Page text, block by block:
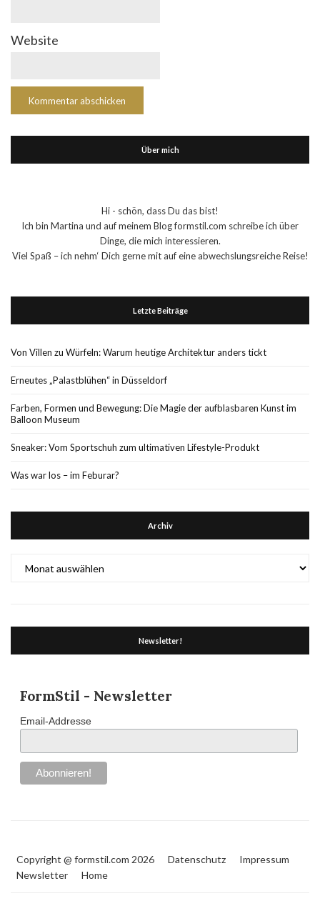
Website
Über mich
Hi - schön, dass Du das bist!
Ich bin Martina und auf meinem Blog formstil.com schreibe ich über
Dinge, die mich interessieren.
Viel Spaß – ich nehm‘ Dich gerne mit auf eine abwechslungsreiche Reise!
Letzte Beiträge
Von Villen zu Würfeln: Warum heutige Architektur anders tickt
Erneutes „Palastblühen“ in Düsseldorf
Farben, Formen und Bewegung: Die Magie der aufblasbaren Kunst im
Balloon Museum
Sneaker: Vom Sportschuh zum ultimativen Lifestyle-Produkt
Was war los – im Feburar?
Archiv
Newsletter!
FormStil - Newsletter
Email-Addresse
Copyright @ formstil.com 2026 Datenschutz
Impressum
Newsletter
Home